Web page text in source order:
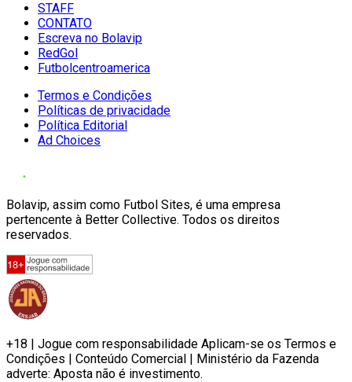
STAFF
CONTATO
Escreva no Bolavip
RedGol
Futbolcentroamerica
Termos e Condições
Políticas de privacidade
Política Editorial
Ad Choices
Bolavip, assim como Futbol Sites, é uma empresa
pertencente à Better Collective. Todos os direitos
reservados.
+18 | Jogue com responsabilidade Aplicam-se os Termos e
Condições | Conteúdo Comercial | Ministério da Fazenda
adverte: Aposta não é investimento.